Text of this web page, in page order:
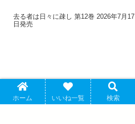
去る者は日々に疎し 第12巻 2026年7月17
日発売
ホーム いいね一覧 検索